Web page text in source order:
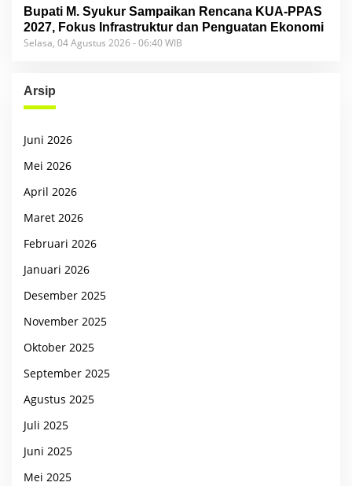
Bupati M. Syukur Sampaikan Rencana KUA-PPAS
2027, Fokus Infrastruktur dan Penguatan Ekonomi
Selasa, 04 Agustus 2026 - 06:40 WIB
Arsip
Juni 2026
Mei 2026
April 2026
Maret 2026
Februari 2026
Januari 2026
Desember 2025
November 2025
Oktober 2025
September 2025
Agustus 2025
Juli 2025
Juni 2025
Mei 2025